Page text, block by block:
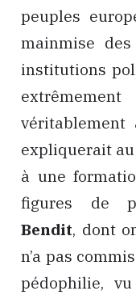
peuples
mainmise
institutions
expliquerait
à une
figures de
Bendit, dont
n’a pas
pédophilie,